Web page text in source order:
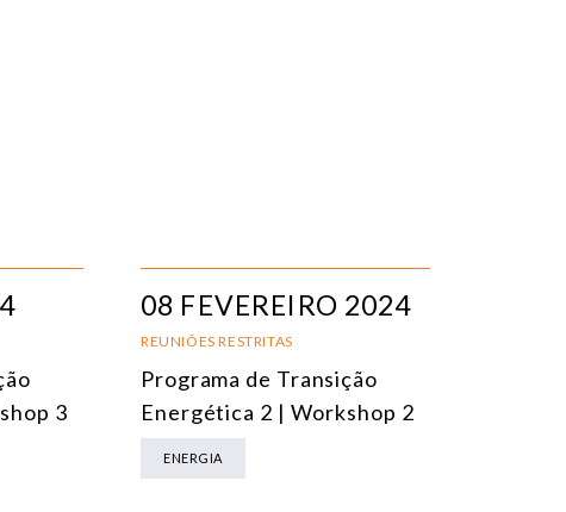
3
08 FEVEREIRO 2024
REUNIÕES RESTRITAS
Programa de Transição
Energética 2 | Workshop 2
ENERGIA